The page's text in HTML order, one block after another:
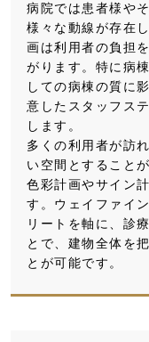
病院では患者様や
様々な動線が存在
画は利用者の負担
がります。特に病
しての病棟の質に
意したスタッフス
します。
多くの利用者が訪
い空間とすること
色彩計画やサイン
す。ウェイファイ
リートを軸に、診
とで、建物全体を
とが可能です。